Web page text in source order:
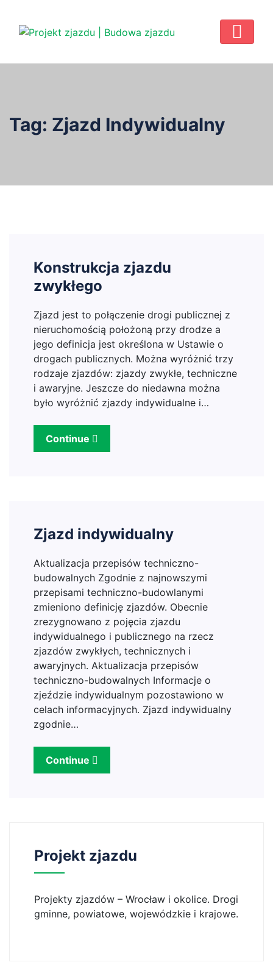
Tag: Zjazd Indywidualny
Konstrukcja zjazdu
zwykłego
Zjazd jest to połączenie drogi publicznej z
nieruchomością położoną przy drodze a
jego definicja jest określona w Ustawie o
drogach publicznych. Można wyróżnić trzy
rodzaje zjazdów: zjazdy zwykłe, techniczne
i awaryjne. Jeszcze do niedawna można
było wyróżnić zjazdy indywidualne i…
Continue
Zjazd indywidualny
Aktualizacja przepisów techniczno-
budowalnych Zgodnie z najnowszymi
przepisami techniczno-budowlanymi
zmieniono definicję zjazdów. Obecnie
zrezygnowano z pojęcia zjazdu
indywidualnego i publicznego na rzecz
zjazdów zwykłych, technicznych i
awaryjnych. Aktualizacja przepisów
techniczno-budowalnych Informacje o
zjeździe indywidualnym pozostawiono w
celach informacyjnych. Zjazd indywidualny
zgodnie…
Continue
Projekt zjazdu
Projekty zjazdów – Wrocław i okolice. Drogi
gminne, powiatowe, wojewódzkie i krajowe.